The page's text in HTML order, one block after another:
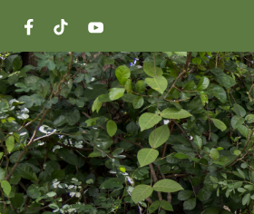
content